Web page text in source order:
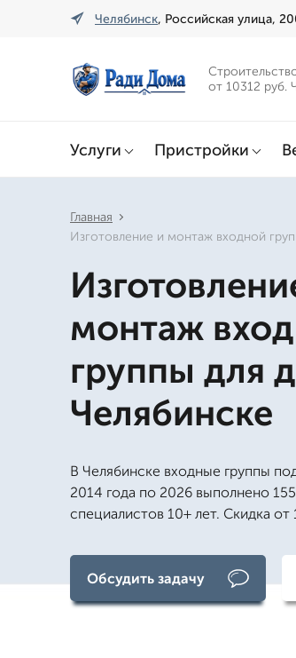
Челябинск, Российская улица,
от 10312 руб.
Услуги Пристройки
Главная
Изготовление и монтаж входной
монтаж
группы для
Челябинске
В Челябинске входные группы
2014 года по 2026 выполнено
специалистов 10+ лет. Скидка от
Обсудить задачу